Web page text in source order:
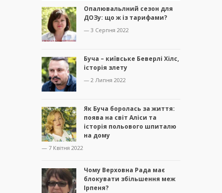
Опалювальлний сезон для
ДОЗу: що ж із тарифами?
— 3 Серпня 2022
Буча – київське Беверлі Хілс,
історія злету
— 2 Липня 2022
Як Буча боролась за життя:
поява на світ Аліси та
історія польового шпиталю
на дому
— 7 Квітня 2022
Чому Верховна Рада має
блокувати збільшення меж
Ірпеня?